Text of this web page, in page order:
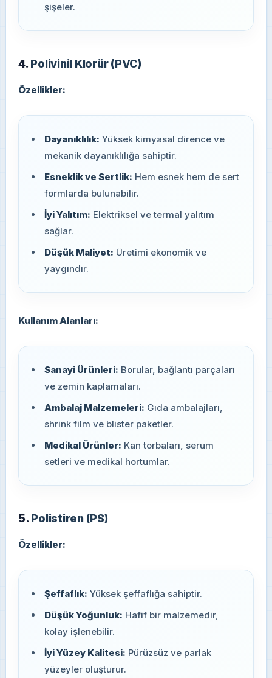
şişeler.
4. Polivinil Klorür (PVC)
Özellikler:
Dayanıklılık: Yüksek kimyasal dirence ve
mekanik dayanıklılığa sahiptir.
Esneklik ve Sertlik: Hem esnek hem de sert
formlarda bulunabilir.
İyi Yalıtım: Elektriksel ve termal yalıtım
sağlar.
Düşük Maliyet: Üretimi ekonomik ve
yaygındır.
Kullanım Alanları:
Sanayi Ürünleri: Borular, bağlantı parçaları
ve zemin kaplamaları.
Ambalaj Malzemeleri: Gıda ambalajları,
shrink film ve blister paketler.
Medikal Ürünler: Kan torbaları, serum
setleri ve medikal hortumlar.
5. Polistiren (PS)
Özellikler:
Şeffaflık: Yüksek şeffaflığa sahiptir.
Düşük Yoğunluk: Hafif bir malzemedir,
kolay işlenebilir.
İyi Yüzey Kalitesi: Pürüzsüz ve parlak
yüzeyler oluşturur.